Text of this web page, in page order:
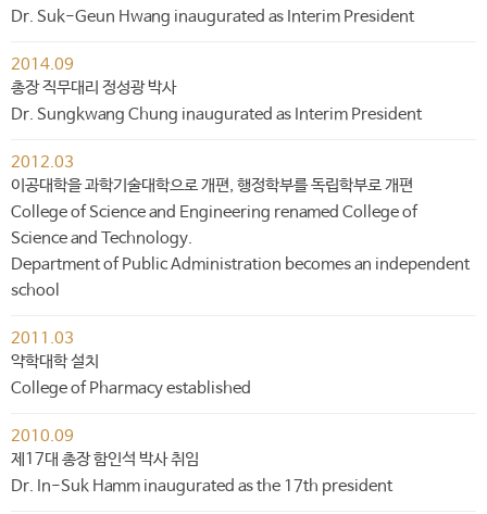
Dr. Suk-Geun Hwang inaugurated as Interim President
2014.09
총장 직무대리 정성광 박사
Dr. Sungkwang Chung inaugurated as Interim President
2012.03
이공대학을 과학기술대학으로 개편, 행정학부를 독립학부로 개편
College of Science and Engineering renamed College of
Science and Technology.
Department of Public Administration becomes an independent
school
2011.03
약학대학 설치
College of Pharmacy established
2010.09
제17대 총장 함인석 박사 취임
Dr. In-Suk Hamm inaugurated as the 17th president